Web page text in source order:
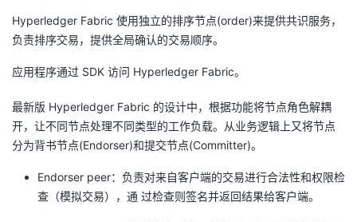
Hyperledger Fabric 使用独立的排序节点(order)来提供共识服务，
负责排序交易，提供全局确认的交易顺序。
应用程序通过 SDK 访问 Hyperledger Fabric。
最新版 Hyperledger Fabric 的设计中，根据功能将节点角色解耦
开，让不同节点处理不同类型的工作负载。从业务逻辑上又将节点
分为背书节点(Endorser)和提交节点(Committer)。
Endorser peer：负责对来自客户端的交易进行合法性和权限检
查（模拟交易），通 过检查则签名并返回结果给客户端。